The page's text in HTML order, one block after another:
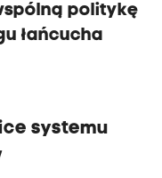
politykę
łańcucha
systemu